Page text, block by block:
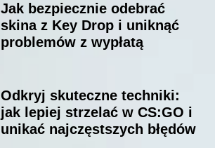
Jak bezpiecznie odebrać
skina z Key Drop i uniknąć
problemów z wypłatą
Odkryj skuteczne techniki:
jak lepiej strzelać w CS:GO i
unikać najczęstszych błędów